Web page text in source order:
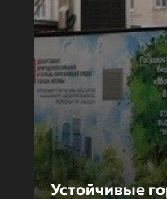
Устойчивые